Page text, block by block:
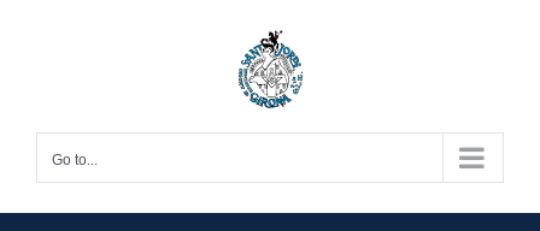
Go to...